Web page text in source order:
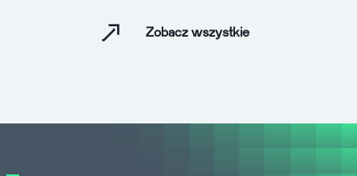
Zobacz wszystkie